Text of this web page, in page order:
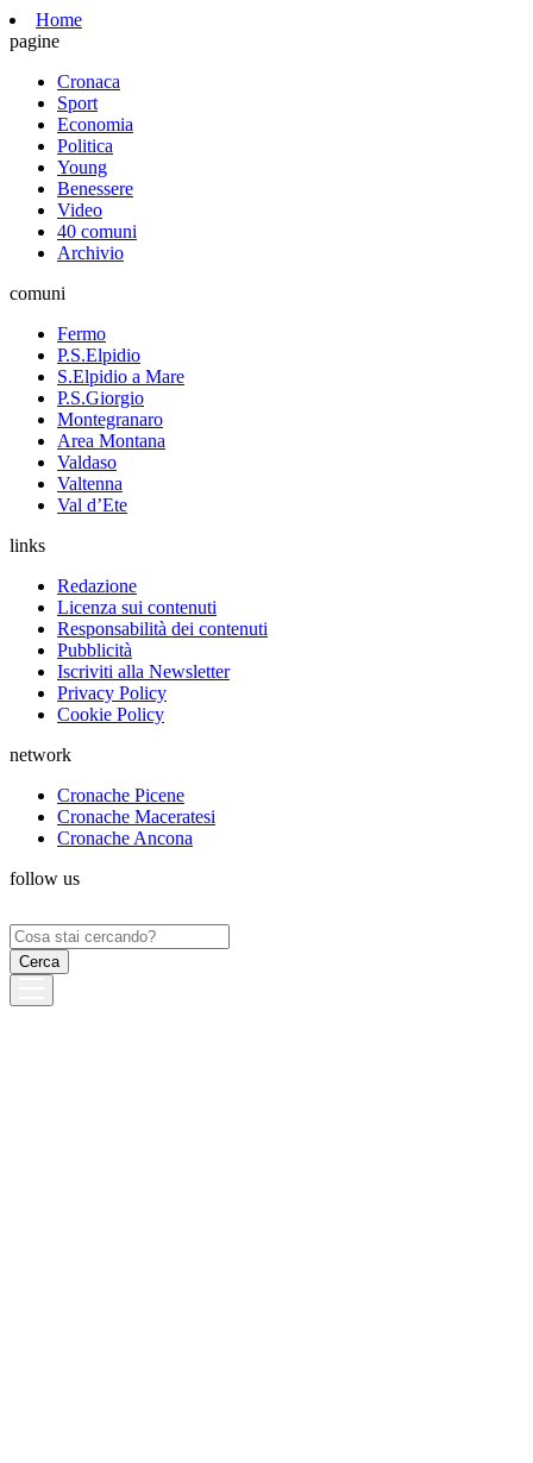
Home
pagine
Cronaca
Sport
Economia
Politica
Young
Benessere
Video
40 comuni
Archivio
comuni
Fermo
P.S.Elpidio
S.Elpidio a Mare
P.S.Giorgio
Montegranaro
Area Montana
Valdaso
Valtenna
Val d’Ete
links
Redazione
Licenza sui contenuti
Responsabilità dei contenuti
Pubblicità
Iscriviti alla Newsletter
Privacy Policy
Cookie Policy
network
Cronache Picene
Cronache Maceratesi
Cronache Ancona
follow us
Ricerca
per: